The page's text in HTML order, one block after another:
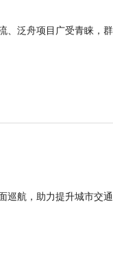
、泛舟项目广受青睐，
巡航，助力提升城市交